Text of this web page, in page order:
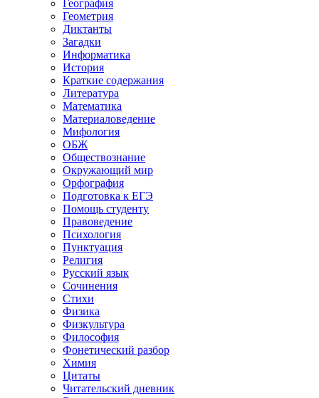
География
Геометрия
Диктанты
Загадки
Информатика
История
Краткие содержания
Литература
Математика
Материаловедение
Мифология
ОБЖ
Обществознание
Окружающий мир
Орфография
Подготовка к ЕГЭ
Помощь студенту
Правоведение
Психология
Пунктуация
Религия
Русский язык
Сочинения
Стихи
Физика
Физкультура
Философия
Фонетический разбор
Химия
Цитаты
Читательский дневник